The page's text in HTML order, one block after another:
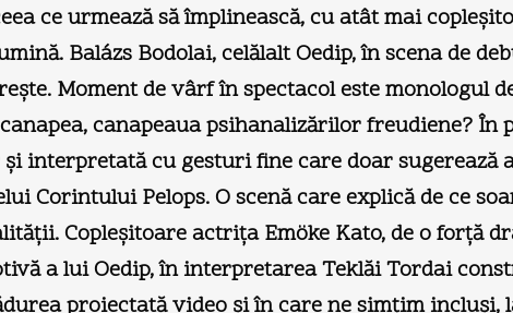
ce urmează să împlinească, cu atât mai
Balázs Bodolai, celălalt Oedip, în scena de
Moment de vârf în spectacol este
canapeaua psihanalizărilor freudiene?
interpretată cu gesturi fine care doar sugerează
Corintului Pelops. O scenă care explică de ce
Copleşitoare actriţa Emöke Kato, de o forţă
a lui Oedip, în interpretarea Teklăi Tordai
proiectată video şi în care ne simţim incluşi,